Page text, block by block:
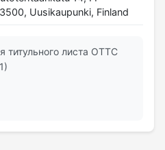
Uusikaupunki, Finland
титульного листа ОТТС